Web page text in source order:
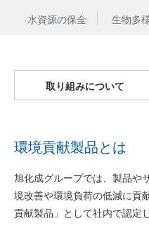
水資源の保全 生物多
取り組みについて
環境貢献製品とは
旭化成グループでは、製品や
境改善や環境負荷の低減に貢
貢献製品」として社内で認定